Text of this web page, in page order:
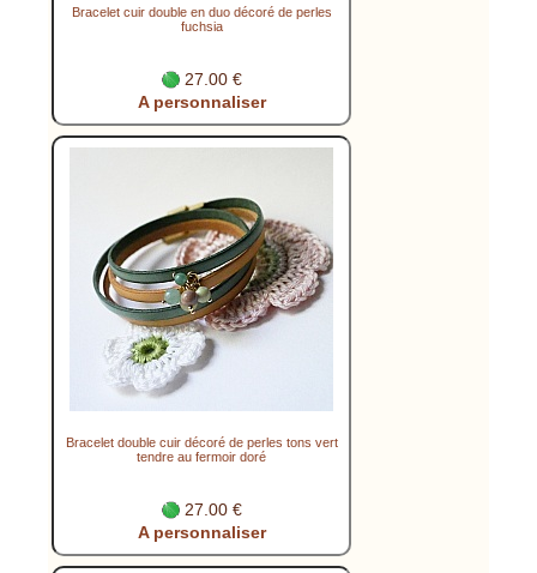
Bracelet cuir double en duo décoré de perles
fuchsia
27.00 €
A personnaliser
Bracelet double cuir décoré de perles tons vert
tendre au fermoir doré
27.00 €
A personnaliser